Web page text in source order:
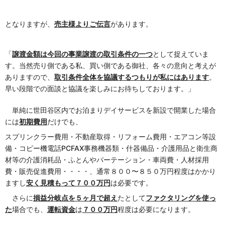
となりますが、 売主様よりご伝言があります。
「譲渡金額は今回の事業譲渡の取引条件の一つとして捉えていま
す。当然売り側である私、買い側である御社、各々の意向と考えが
ありますので、 取引条件全体を協議するつもりが私にはあります。
早い段階での面談と協議を楽しみにお待ちしております。」
単純に世田谷区内でお泊まりデイサービスを新設で開業した場合
には初期費用だけでも、
スプリンクラー費用・不動産取得・リフォーム費用・エアコン等設
備・コピー機電話PCFAX事務機器類・什器備品・介護用品と衛生商
材等の介護消耗品・ふとんやパーテーション・車両費・人材採用
費・販売促進費用・・・・、通常８００〜８５０万円程度はかかり
ますし安く見積もって７００万円は必要です。
さらに損益分岐点を５ヶ月で超え たとしてファクタリングを使っ
た場合でも、 運転資金は ７００万円程度は必要になります。